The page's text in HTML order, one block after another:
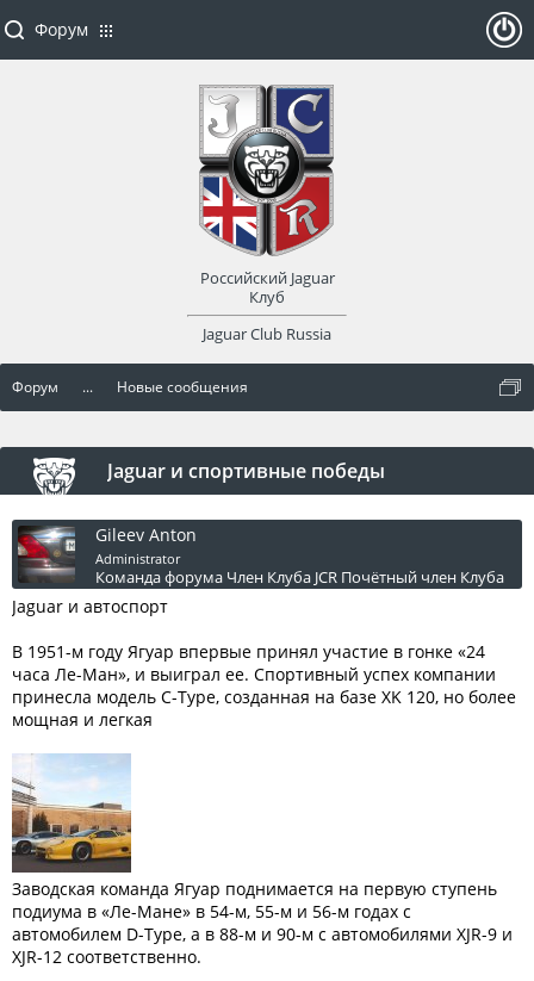
Форум ... Новые сообщения
Jaguar и спортивные победы
Gileev Anton
Administrator
Команда форума Член Клуба JCR Почётный член Клуба
Jaguar и автоспорт
В 1951-м году Ягуар впервые принял участие в гонке «24
часа Ле-Ман», и выиграл ее. Спортивный успех компании
принесла модель C-Type, созданная на базе XK 120, но более
мощная и легкая
Заводская команда Ягуар поднимается на первую ступень
подиума в «Ле-Мане» в 54-м, 55-м и 56-м годах с
автомобилем D-Type, а в 88-м и 90-м с автомобилями XJR-9 и
XJR-12 соответственно.
Форум
Российский Jaguar
Клуб
Jaguar Club Russia
оват